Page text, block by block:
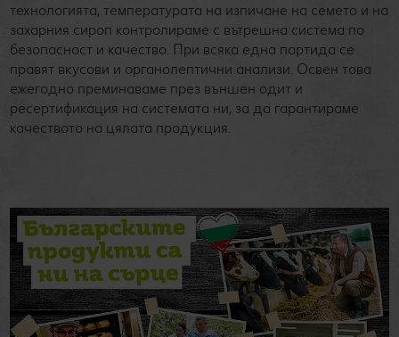
технологията, температурата на изпичане на семето и на
захарния сироп контролираме с вътрешна система по
безопасност и качество. При всяка една партида се
правят вкусови и органолептични анализи. Освен това
ежегодно преминаваме през външен одит и
ресертификация на системата ни, за да гарантираме
качеството на цялата продукция.